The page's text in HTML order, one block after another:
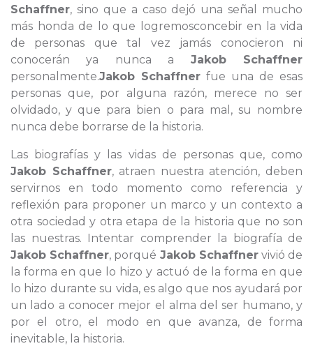
Schaffner, sino que a caso dejó una señal mucho
más honda de lo que logremosconcebir en la vida
de personas que tal vez jamás conocieron ni
conocerán ya nunca a Jakob Schaffner
personalmente.Jakob Schaffner fue una de esas
personas que, por alguna razón, merece no ser
olvidado, y que para bien o para mal, su nombre
nunca debe borrarse de la historia.
Las biografías y las vidas de personas que, como
Jakob Schaffner, atraen nuestra atención, deben
servirnos en todo momento como referencia y
reflexión para proponer un marco y un contexto a
otra sociedad y otra etapa de la historia que no son
las nuestras. Intentar comprender la biografía de
Jakob Schaffner, porqué Jakob Schaffnervivió de
la forma en que lo hizo y actuó de la forma en que
lo hizo durante su vida, es algo que nos ayudará por
un lado a conocer mejor el alma del ser humano, y
por el otro, el modo en que avanza, de forma
inevitable, la historia.